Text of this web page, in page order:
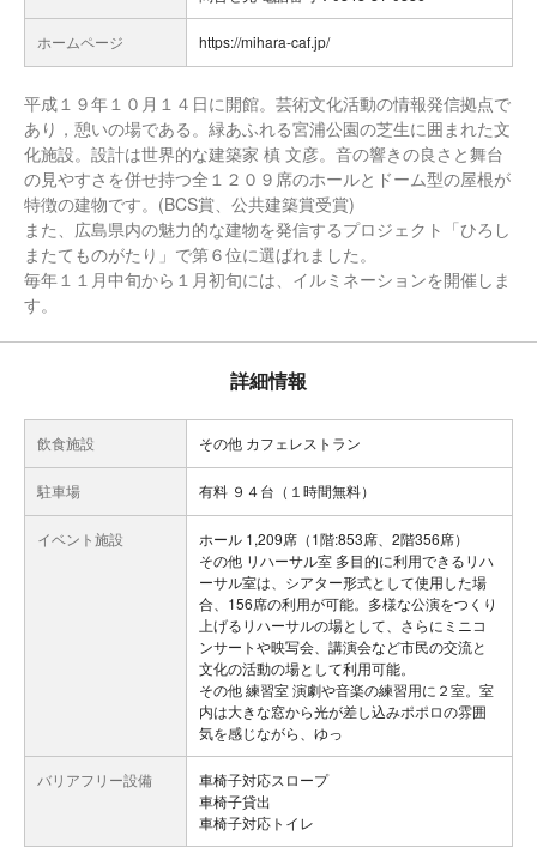
ホームページ https://mihara-caf.jp/
平成１９年１０月１４日に開館。芸術文化活動の情報発信拠点で
あり，憩いの場である。緑あふれる宮浦公園の芝生に囲まれた文
化施設。設計は世界的な建築家 槙 文彦。音の響きの良さと舞台
の見やすさを併せ持つ全１２０９席のホールとドーム型の屋根が
特徴の建物です。(BCS賞、公共建築賞受賞)
また、広島県内の魅力的な建物を発信するプロジェクト「ひろし
またてものがたり」で第６位に選ばれました。
毎年１１月中旬から１月初旬には、イルミネーションを開催しま
す。
詳細情報
飲食施設 その他 カフェレストラン
駐車場 有料 ９４台（１時間無料）
イベント施設
ホール 1,209席（1階:853席、2階356席）
その他 リハーサル室 多目的に利用できるリハ
ーサル室は、シアター形式として使用した場
合、156席の利用が可能。多様な公演をつくり
上げるリハーサルの場として、さらにミニコ
ンサートや映写会、講演会など市民の交流と
文化の活動の場として利用可能。
その他 練習室 演劇や音楽の練習用に２室。室
内は大きな窓から光が差し込みポポロの雰囲
気を感じながら、ゆっ
バリアフリー設備
車椅子対応スロープ
車椅子貸出
車椅子対応トイレ